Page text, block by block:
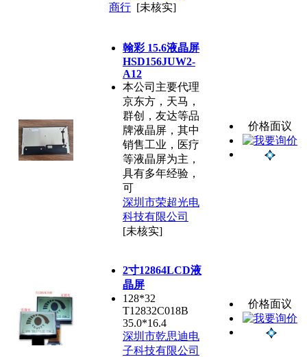
商行 [未核实]
翰彩 15.6液晶屏
HSD156JUW2-
A12
本公司主要代理
京东方，天马，
群创，友达等品
牌液晶屏，其中
销售工业，医疗
等液晶屏为主，
具有多年经验，
可
深圳市荣超光电
科技有限公司
[未核实]
价格面议
2寸12864LCD液
晶屏
128*32
T12832C018B
35.0*16.4
深圳市乾思迪电
子科技有限公司
价格面议